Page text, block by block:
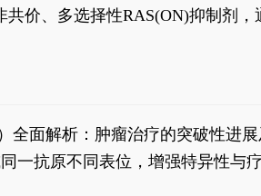
共价、多选择性RAS(ON)抑制剂
全面解析：肿瘤治疗的突破性进
一抗原不同表位，增强特异性与